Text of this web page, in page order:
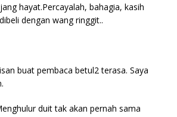
hayat.Percayalah, bahagia, kasih
dengan wang ringgit..
buat pembaca betul2 terasa. Saya
duit tak akan pernah sama